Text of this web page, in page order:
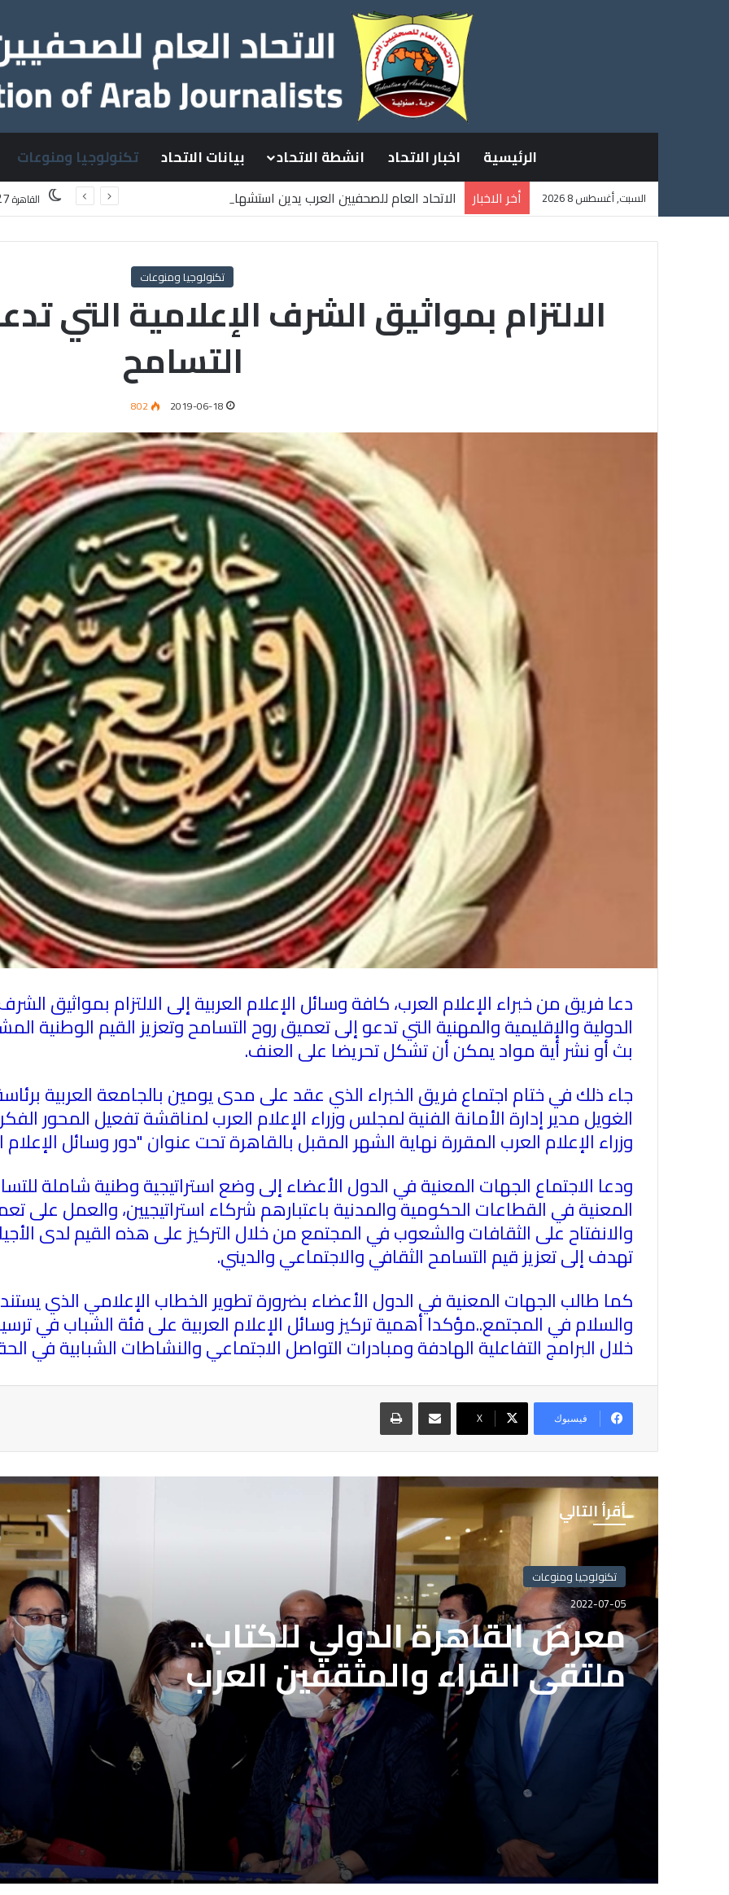
الرئيسية اخبار الاتحاد انشطة الاتحاد بيانات الاتحاد تكنولوجيا ومنوعات
السبت, أغسطس 8 2026 أخر الاخبار
الاتحاد العام للصحفيين العرب يدين استشهاد
القاهرة
تكنولوجيا ومنوعات
الالتزام بمواثيق الشرف الإعلامية التي
التسامح
2019-06-18
802
دعا فريق من خبراء الإعلام العرب، كافة وسائل الإعلام العربية إلى الالتزام بمواثيق
الدولية والإقليمية والمهنية التي تدعو إلى تعميق روح التسامح وتعزيز القيم الوطنية
بث أو نشر أية مواد يمكن أن تشكل تحريضا على العنف.
جاء ذلك في ختام اجتماع فريق الخبراء الذي عقد على مدى يومين بالجامعة العربية
الغويل مدير إدارة الأمانة الفنية لمجلس وزراء الإعلام العرب لمناقشة تفعيل المحور
وزراء الإعلام العرب المقررة نهاية الشهر المقبل بالقاهرة تحت عنوان "دور وسائل
ودعا الاجتماع الجهات المعنية في الدول الأعضاء إلى وضع استراتيجية وطنية شاملة
المعنية في القطاعات الحكومية والمدنية باعتبارهم شركاء استراتيجيين، والعمل على
والانفتاح على الثقافات والشعوب في المجتمع من خلال التركيز على هذه القيم لدى
تهدف إلى تعزيز قيم التسامح الثقافي والاجتماعي والديني.
كما طالب الجهات المعنية في الدول الأعضاء بضرورة تطوير الخطاب الإعلامي الذي
والسلام في المجتمع..مؤكدا أهمية تركيز وسائل الإعلام العربية على فئة الشباب في
خلال البرامج التفاعلية الهادفة ومبادرات التواصل الاجتماعي والنشاطات الشبابية في
فيسبوك X
مشاركة عبر البريد طباعة
أقرأ التالي
تكنولوجيا ومنوعات
2022-07-05
معرض القاهرة الدولي للكتاب..
ملتقى القراء والمثقفين العرب